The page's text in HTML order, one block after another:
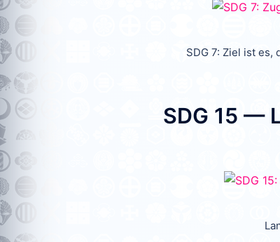
SDG 7: Ziel ist
SDG 15 —